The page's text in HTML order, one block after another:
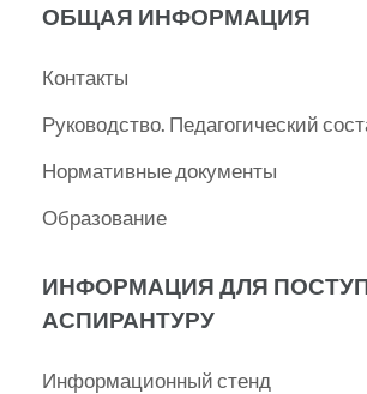
ОБЩАЯ ИНФОРМАЦИЯ
Контакты
Руководство. Педагогический
Нормативные документы
Образование
ИНФОРМАЦИЯ ДЛЯ
АСПИРАНТУРУ
Информационный стенд